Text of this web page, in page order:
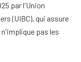
par l'Union
(UIBC), qui assure
pas les